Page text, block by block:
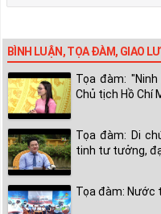
BÌNH LUẬN, TỌA ĐÀM, GIAO
Tọa đàm:
Chủ tịch Hồ Chí
Tọa đàm: Di
tinh tư tưởng,
Tọa đàm: Nước